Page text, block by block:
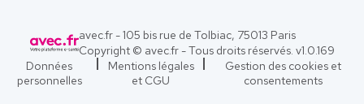
avec.fr - 105 bis rue de Tolbiac, 75013 Paris
Copyright © avec.fr - Tous droits réservés. v1.0.169
Données
personnelles
Mentions légales
et CGU
Gestion des cookies et
consentements